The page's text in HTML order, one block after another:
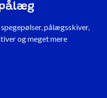
pålægsskiver,
og meget mere